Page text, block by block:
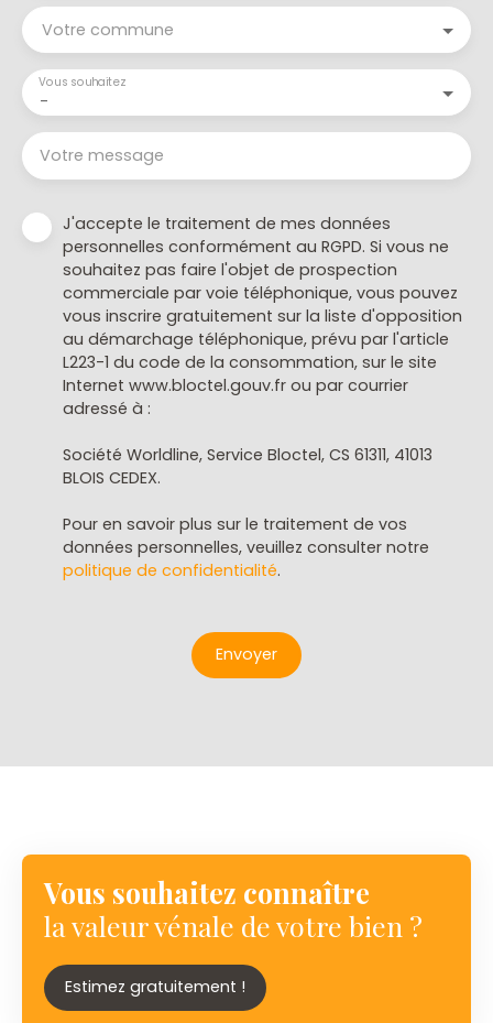
Votre commune
-
Vous souhaitez
Votre message
J'accepte le traitement de mes données
personnelles conformément au RGPD. Si vous ne
souhaitez pas faire l'objet de prospection
commerciale par voie téléphonique, vous pouvez
vous inscrire gratuitement sur la liste d'opposition
au démarchage téléphonique, prévu par l'article
L223-1 du code de la consommation, sur le site
Internet www.bloctel.gouv.fr ou par courrier
adressé à :
Société Worldline, Service Bloctel, CS 61311, 41013
BLOIS CEDEX.
Pour en savoir plus sur le traitement de vos
données personnelles, veuillez consulter notre
politique de confidentialité.
Envoyer
Vous souhaitez connaître
la valeur vénale de votre bien ?
Estimez gratuitement !